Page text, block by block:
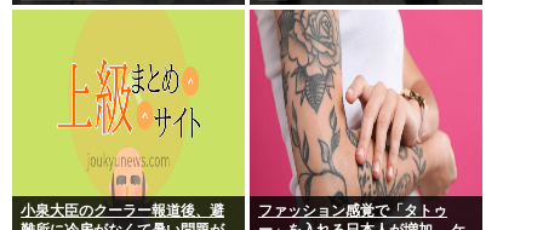
小泉大臣のクーラー報道後、避
ファッション感覚で「タトゥ